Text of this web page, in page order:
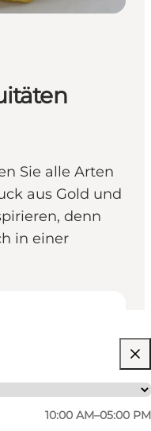
Sie alle Arten
aus Gold und
denn
in einer
10:00 AM–05:00 PM